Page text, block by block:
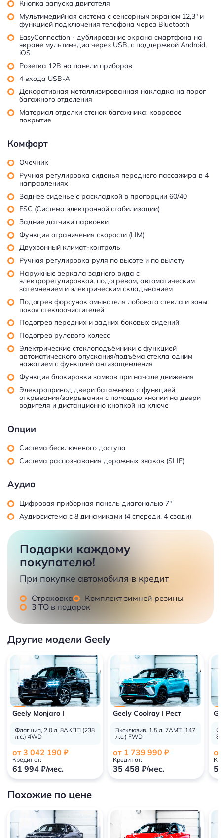
Кнопка запуска двигателя
Мультимедийная система с сенсорным экраном 12,3" и
функцией подключения телефона через Bluetooth
EasyConnection - дублирование экрана смартфона на
экране мультимедиa через USB, с поддержкой Android,
iOS
Розетка 12В на панели приборов
4 входа USB-A
Декоративная металлизированная накладка на порог
багажного отделения
Материал отделки стенок багажника: ковровое
покрытие
Комфорт
Очечник
Ручная регулировка сиденья переднего пассажира в 4
направлениях
Заднее сиденье с раскладкой в пропорции 60/40
ESC (Система электронной стабилизации)
Задние датчики парковки
Функция ограничения скорости (LIM)
Двухзонный климат-контроль
Ручная регулировка руля по высоте и по вылету
Наружные зеркала заднего вида с
электрорегулировкой, подогревом, автоматическим
затемнением и электрическим складыванием
Подогрев форсунок омывателя лобового стекла и зоны
покоя стеклоочистителей
Подогрев передних и задних боковых сидений
Подогрев рулевого колеса
Электрические стеклоподъёмники с функцией
автоматического опускания/подъёма стекла одним
нажатием с функцией антизащемления
Функция блокировки замков при начале движения
Электропривод двери багажника с функцией
открывания/закрывания с помощью кнопки на двери
водителя и дистанционно кнопкой на ключе
Опции
Система бесключевого доступа
Система распознавания дорожных знаков (SLIF)
Аудио
Цифровая приборная панель диагональю 7"
Аудиосистема с 8 динамиками (4 спереди, 4 сзади)
Подарки каждому
покупателю!
При покупке автомобиля в кредит
Страховка
Комплект зимней резины
3 ТО в подарок
Другие модели Geely
Geely Monjaro I
Флагшип, 2.0 л. 8АКПП (238
л.с.) 4WD
от 3 042 190 ₽
Кредит от:
61 994 ₽/мес.
Geely Coolray I Рест
Эксклюзив, 1.5 л. 7AMT (147
л.с.) FWD
от 1 739 990 ₽
Кредит от:
35 458 ₽/мес.
Похожие по цене